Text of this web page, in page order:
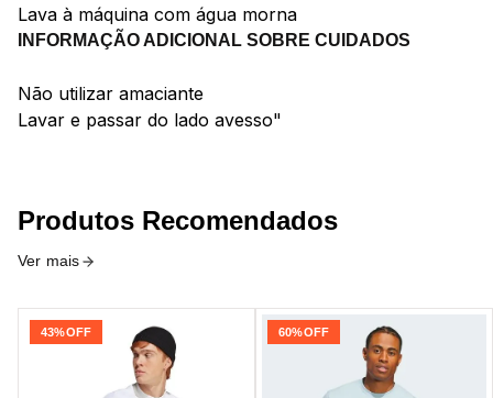
Lava à máquina com água morna
INFORMAÇÃO ADICIONAL SOBRE CUIDADOS
Não utilizar amaciante
Lavar e passar do lado avesso"
Produtos Recomendados
Ver mais
43%OFF 60%OFF